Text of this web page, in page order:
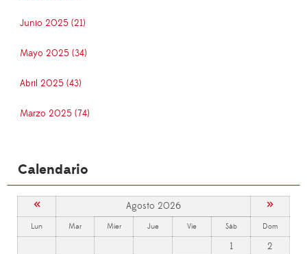
Junio 2025 (21)
Mayo 2025 (34)
Abril 2025 (43)
Marzo 2025 (74)
Calendario
« Agosto 2026 »
Lun Mar Mier Jue Vie Sáb Dom
1
2